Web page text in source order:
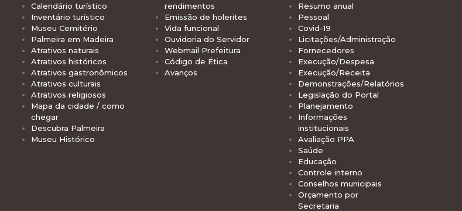
Calendário turístico
Inventário turístico
Museu Cemitério
Palmeira em Madeira
Atrativos naturais
Atrativos históricos
Atrativos gastronômicos
Atrativos culturais
Atrativos religiosos
Mapa da cidade / como
chegar
Descubra Palmeira
Museu Histórico
rendimentos
Emissão de holerites
Vida funcional
Ouvidoria do Servidor
Webmail Prefeitura
Código de Ética
Avanços
Resumo anual
Pessoal
Covid-19
Licitações/Administração
Fornecedores
Execução/Despesa
Execução/Receita
Demonstrações/Relatórios
Legislação do Portal
Planejamento
Informações
institucionais
Avaliação PPA
Saúde
Educação
Controle interno
Conselhos municipais
Orçamento por
Secretaria